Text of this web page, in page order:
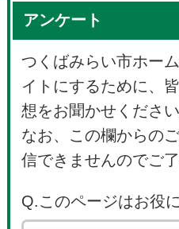
アンケート
つくばみらい市ホー
イトにするために、
想をお聞かせください
なお、この欄からの
信できませんのでご
Q.このページはお役